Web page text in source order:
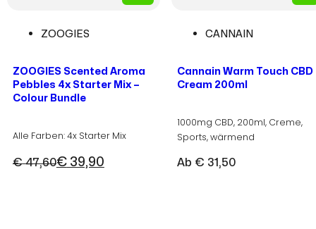
ZOOGIES
ZOOGIES Scented Aroma
Pebbles 4x Starter Mix –
Colour Bundle
Alle Farben: 4x Starter Mix
€47,60
Ursprünglicher
€39,90
Aktueller
CANNAIN
Cannain Warm Touch CBD
Cream 200ml
1000mg CBD, 200ml, Creme,
Sports, wärmend
Ab € 31,50